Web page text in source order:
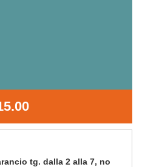
tg. dalla 2 alla 7, no